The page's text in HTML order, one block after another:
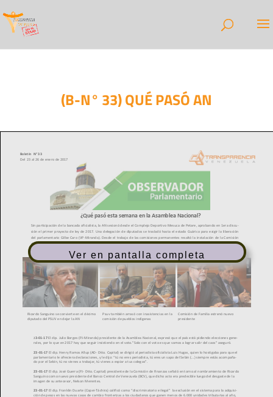
(B-N° 33) QUÉ PASÓ AN
Ver en pantalla completa